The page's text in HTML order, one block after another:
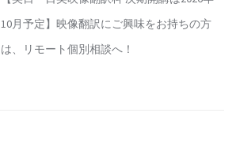
10月予定】映像翻訳にご興味をお持ちの方
は、リモート個別相談へ！